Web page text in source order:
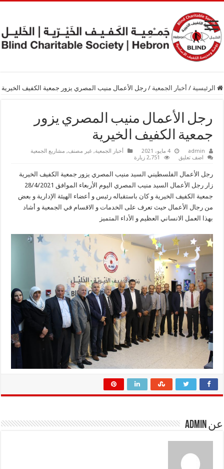
الرئيسية / أخبار الجمعية / رجل الأعمال منيب المصري يزور جمعية الكفيف الخيرية
رجل الأعمال منيب المصري يزور
جمعية الكفيف الخيرية
admin 4 مايو، 2021 أخبار الجمعية,غير مصنف, مشاريع الجمعية
اضف تعليق
2,751 زيارة
رجل الأعمال الفلسطيني السيد منيب المصري يزور جمعية الكفيف الخيرية
زار رجل الأعمال السيد منيب المصري اليوم الأربعاء الموافق 28/4/2021
جمعية الكفيف الخيرية و كان باستقباله رئيس و أعضاء الهيئة الإدارية و بعض
من رجال الأعمال حيث تعرف على الخدمات و الاقسام في الجمعية و أشاد
بهذا العمل الانساني العظيم و الأداء المتميز
عن admin